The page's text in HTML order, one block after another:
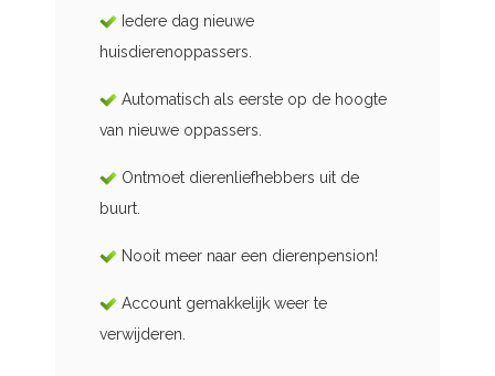
Iedere dag nieuwe
huisdierenoppassers.
Automatisch als eerste op de hoogte
van nieuwe oppassers.
Ontmoet dierenliefhebbers uit de
buurt.
Nooit meer naar een dierenpension!
Account gemakkelijk weer te
verwijderen.